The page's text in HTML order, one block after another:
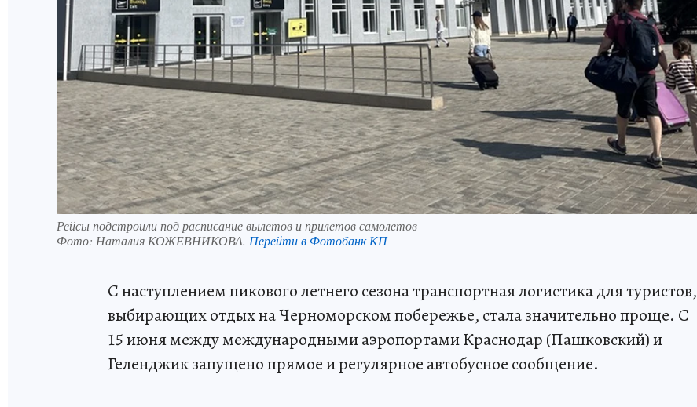
Рейсы подстроили под расписание вылетов и прилетов самолетов
Фото: Наталия КОЖЕВНИКОВА. Перейти в Фотобанк КП
С наступлением пикового летнего сезона транспортная логистика для туристов,
выбирающих отдых на Черноморском побережье, стала значительно проще. С
15 июня между международными аэропортами Краснодар (Пашковский) и
Геленджик запущено прямое и регулярное автобусное сообщение.